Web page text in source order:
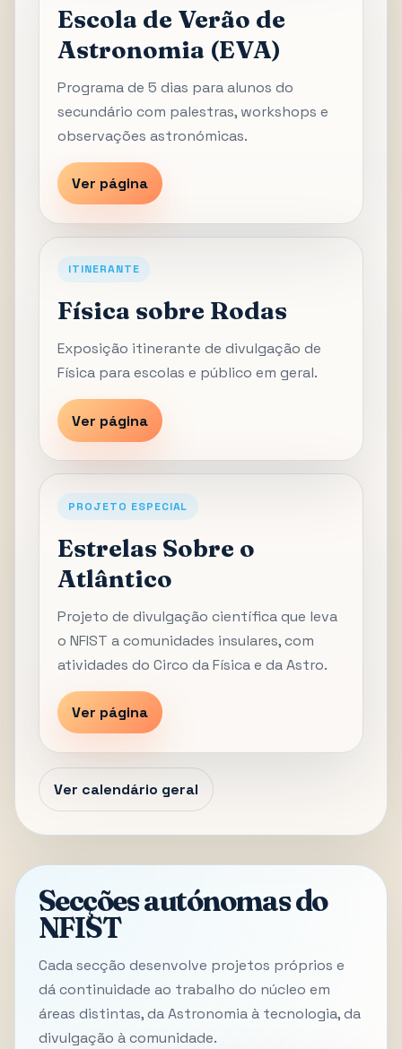
Escola de Verão de
Astronomia (EVA)
Programa de 5 dias para alunos do
secundário com palestras, workshops e
observações astronómicas.
Ver página
ITINERANTE
Física sobre Rodas
Exposição itinerante de divulgação de
Física para escolas e público em geral.
Ver página
PROJETO ESPECIAL
Estrelas Sobre o
Atlântico
Projeto de divulgação científica que leva
o NFIST a comunidades insulares, com
atividades do Circo da Física e da Astro.
Ver página
Ver calendário geral
Secções autónomas do
NFIST
Cada secção desenvolve projetos próprios e
dá continuidade ao trabalho do núcleo em
áreas distintas, da Astronomia à tecnologia, da
divulgação à comunidade.